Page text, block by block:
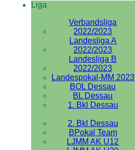
Liga
Verbandsliga
2022/2023
Landesliga A
2022/2023
Landesliga B
2022/2023
Landespokal-MM 2023
BOL Dessau
BL Dessau
1. Bkl Dessau
2. Bkl Dessau
BPokal Team
LJMM AK U12